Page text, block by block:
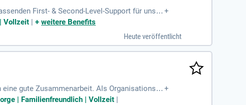
First- & Second-Level-Support für unser
Probleme in der Microsoft-365-Umgeb
und Störungsanalyse. Wir suchen Fachinfor
User Helpdesk. Fundierte Kenntnisse in Micros
Teams und gestalten Sie aktiv Prozesse und
+
Vollzeit |+weitere Benefits
Heute veröffentlicht
gute Zusammenarbeit. Als Organisationsta +
| Familienfreundlich | Vollzeit |